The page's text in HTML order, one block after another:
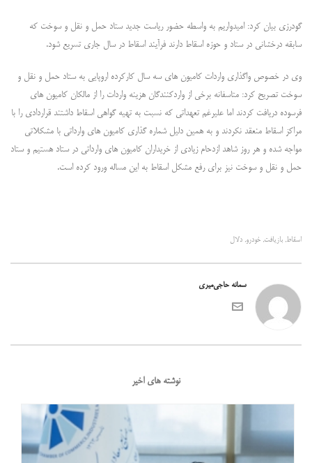
گودرزی بیان کرد: امیدواریم به واسطه حضور ریاست جدید ستاد حمل و نقل و سوخت که
سابقه درخشانی در ستاد و حوزه اسقاط دارند فرآیند اسقاط در سال جاری تسریع شود.
وی در خصوص واگذاری واردات کامیون های سه سال کارکرده اروپایی به ستاد حمل و نقل و
سوخت تصریح کرد: متاسفانه برخی از واردکنندگان هزینه واردات را از مالکان کامیون های
فرسوده دریافت کردند اما علیرغم تعهداتی که نسبت به تهیه گواهی اسقاط داشتند قراردادی را با
مراکز اسقاط منعقد نکردند و به همین دلیل شماره گذاری کامیون های وارداتی با مشکلاتی
مواجه شده و هر روز شاهد ازدحام زیادی از خریداران کامیون های وارداتی در ستاد هستیم و ستاد
حمل و نقل و سوخت نیز برای رفع مشکل اسقاط به این مساله ورود کرده است.
اسقاط, بازیافت, خودرو, دلال
سمانه حاجی‌میری
نوشته های اخیر